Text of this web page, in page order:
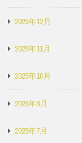
2025年12月
2025年11月
2025年10月
2025年8月
2025年7月